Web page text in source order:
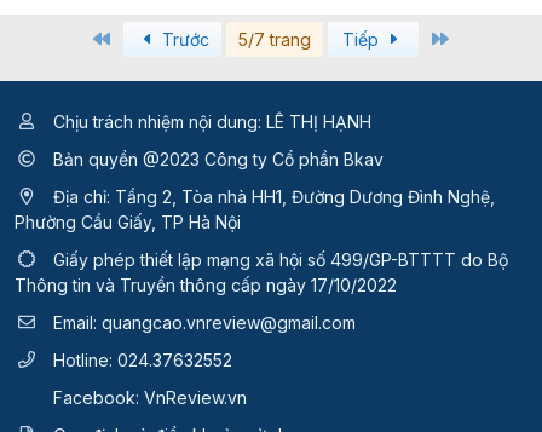
Trước 5/7 trang Tiếp
Chịu trách nhiệm nội dung: LÊ THỊ HẠNH
Bản quyền @2023 Công ty Cổ phần Bkav
Địa chỉ: Tầng 2, Tòa nhà HH1, Đường Dương Đình Nghệ,
Phường Cầu Giấy, TP Hà Nội
Giấy phép thiết lập mạng xã hội số 499/GP-BTTTT do Bộ
Thông tin và Truyền thông cấp ngày 17/10/2022
Email: quangcao.vnreview@gmail.com
Hotline: 024.37632552
Facebook: VnReview.vn